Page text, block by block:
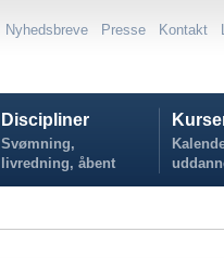
Nyhedsbreve Presse Kontakt
Discipliner
Svømning,
livredning, åbent
vand...